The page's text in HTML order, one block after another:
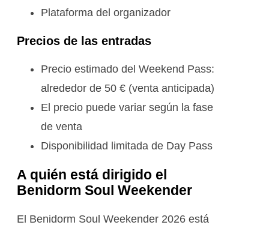
Plataforma del organizador
Precios de las entradas
Precio estimado del Weekend Pass:
alrededor de 50 € (venta anticipada)
El precio puede variar según la fase
de venta
Disponibilidad limitada de Day Pass
A quién está dirigido el
Benidorm Soul Weekender
El Benidorm Soul Weekender 2026 está